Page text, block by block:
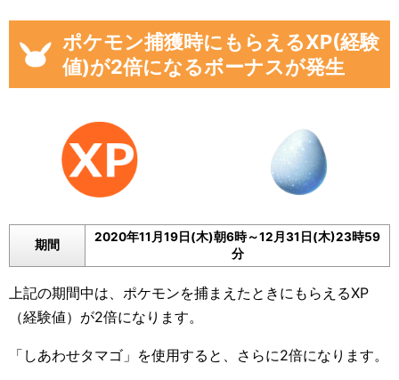
ポケモン捕獲時にもらえるXP(経験
値)が2倍になるボーナスが発生
期間
2020年11月19日(木)朝6時～12月31日(木)23時59
分
上記の期間中は、ポケモンを捕まえたときにもらえるXP
（経験値）が2倍になります。
「しあわせタマゴ」を使用すると、さらに2倍になります。